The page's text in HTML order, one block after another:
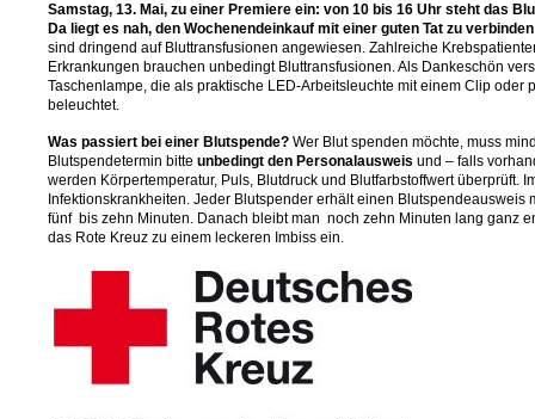
Samstag, 13. Mai, zu einer Premiere ein: von 10 bis 16 Uhr steht das
Da liegt es nah, den Wochenendeinkauf mit einer guten Tat zu
sind dringend auf Bluttransfusionen angewiesen. Zahlreiche
Erkrankungen brauchen unbedingt Bluttransfusionen. Als Dankeschön
Taschenlampe, die als praktische LED-Arbeitsleuchte mit einem Clip oder
beleuchtet.
Was passiert bei einer Blutspende? Wer Blut spenden möchte, muss
Blutspendetermin bitte unbedingt den Personalausweis und – falls
werden Körpertemperatur, Puls, Blutdruck und Blutfarbstoffwert überprüft.
Infektionskrankheiten. Jeder Blutspender erhält einen
fünf bis zehn Minuten. Danach bleibt man noch zehn Minuten lang ganz
das Rote Kreuz zu einem leckeren Imbiss ein.